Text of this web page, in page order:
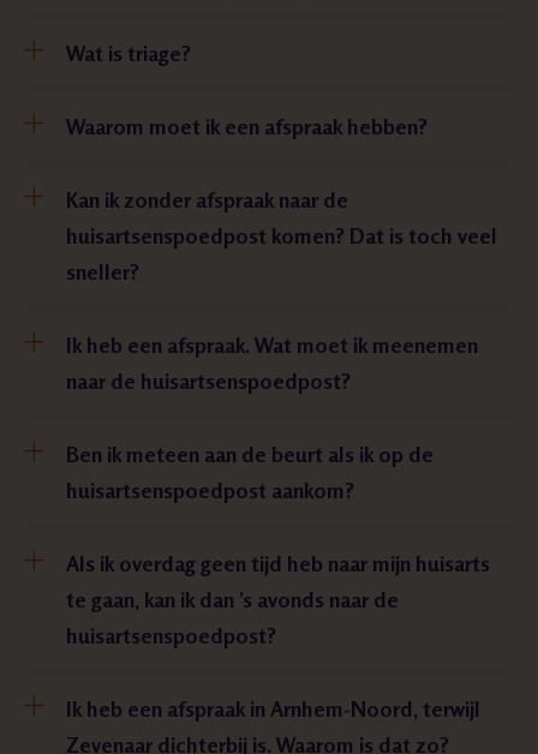
Wat is triage?
Waarom moet ik een afspraak hebben?
Kan ik zonder afspraak naar de
huisartsenspoedpost komen? Dat is toch veel
sneller?
Ik heb een afspraak. Wat moet ik meenemen
naar de huisartsenspoedpost?
Ben ik meteen aan de beurt als ik op de
huisartsenspoedpost aankom?
Als ik overdag geen tijd heb naar mijn huisarts
te gaan, kan ik dan ’s avonds naar de
huisartsenspoedpost?
Ik heb een afspraak in Arnhem-Noord, terwijl
Zevenaar dichterbij is. Waarom is dat zo?